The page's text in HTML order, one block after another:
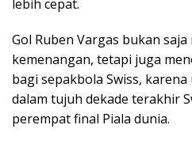
lebih cepat.
Gol Ruben Vargas bukan
kemenangan, tetapi juga
bagi sepakbola Swiss,
dalam tujuh dekade terakhir
perempat final Piala dunia.